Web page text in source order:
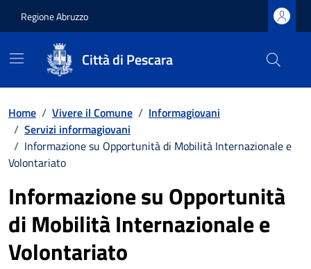
Regione Abruzzo
Città di Pescara
Home / Vivere il Comune / Informagiovani
/ Servizi informagiovani
/ Informazione su Opportunità di Mobilità Internazionale e
Volontariato
Informazione su Opportunità
di Mobilità Internazionale e
Volontariato